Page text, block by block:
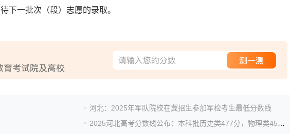
下一批次（段）志愿的录取。
河北：2025年军队院校在冀招生参加军检考生最低分数线
2025河北高考分数线公布：本科批历史类477分，物理类459分